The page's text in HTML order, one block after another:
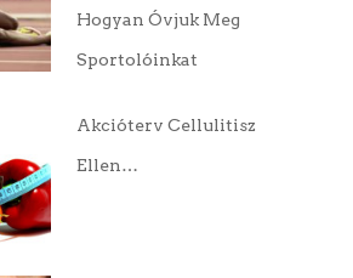
Hogyan Óvjuk Meg
Sportolóinkat
Akcióterv Cellulitisz
Ellen…